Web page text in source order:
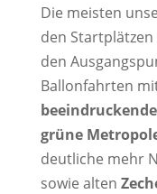
Die meisten
den Startplätzen
den
Ballonfahrten
beeindruckende
grüne
deutliche mehr
sowie alten